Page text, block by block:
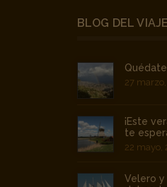
BLOG DEL
27
¡Este
te
22 mayo,
Velero y